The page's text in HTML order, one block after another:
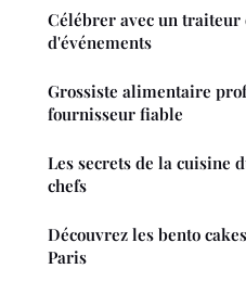
Célébrer avec un
d'événements
Grossiste alimentaire
fournisseur fiable
Les secrets de la cuisine
chefs
Découvrez les bento
Paris